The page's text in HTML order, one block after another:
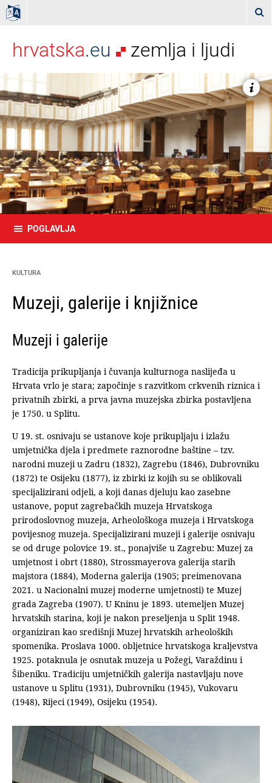
hrvatska.eu zemlja i ljudi


POGLAVLJA
KULTURA
Muzeji, galerije i knjižnice
Muzeji i galerije
Tradicija prikupljanja i čuvanja kulturnoga naslijeđa u
Hrvata vrlo je stara; započinje s razvitkom crkvenih riznica i
privatnih zbirki, a prva javna muzejska zbirka postavljena
je 1750. u Splitu.
U 19. st. osnivaju se ustanove koje prikupljaju i izlažu
umjetnička djela i predmete raznorodne baštine – tzv.
narodni muzeji u Zadru (1832), Zagrebu (1846), Dubrovniku
(1872) te Osijeku (1877), iz zbirki iz kojih su se oblikovali
specijalizirani odjeli, a koji danas djeluju kao zasebne
ustanove, poput zagrebačkih muzeja Hrvatskoga
prirodoslovnog muzeja, Arheološkoga muzeja i Hrvatskoga
povijesnog muzeja. Specijalizirani muzeji i galerije osnivaju
se od druge polovice 19. st., ponajviše u Zagrebu: Muzej za
umjetnost i obrt (1880), Strossmayerova galerija starih
majstora (1884), Moderna galerija (1905; preimenovana
2021. u Nacionalni muzej moderne umjetnosti) te Muzej
grada Zagreba (1907). U Kninu je 1893. utemeljen Muzej
hrvatskih starina, koji je nakon preseljenja u Split 1948.
organiziran kao središnji Muzej hrvatskih arheoloških
spomenika. Proslava 1000. obljetnice hrvatskoga kraljevstva
1925. potaknula je osnutak muzeja u Požegi, Varaždinu i
Šibeniku. Tradiciju umjetničkih galerija nastavljaju nove
ustanove u Splitu (1931), Dubrovniku (1945), Vukovaru
(1948), Rijeci (1949), Osijeku (1954).